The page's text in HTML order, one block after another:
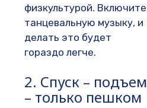
физкультурой. Включите
танцевальную музыку, и
делать это будет
гораздо легче.
2. Спуск – подъем
– только пешком